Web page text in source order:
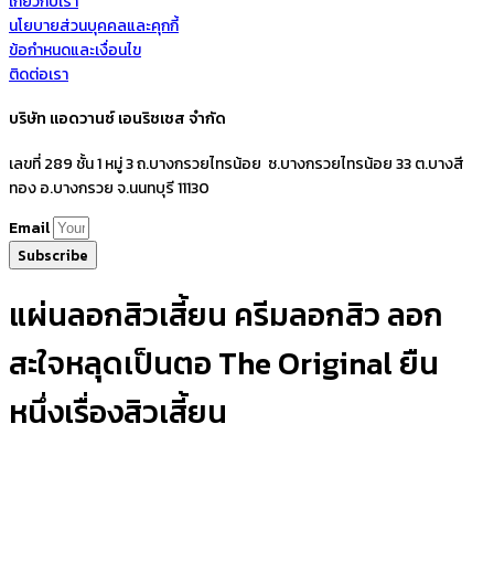
นโยบายส่วนบุคคลและคุกกี้
ข้อกำหนดและเงื่อนไข
ติดต่อเรา
บริษัท แอดวานซ์ เอนริชเชส จำกัด
เลขที่ 289 ชั้น 1 หมู่ 3 ถ.บางกรวยไทรน้อย ซ.บางกรวยไทรน้อย 33 ต.บางสี
ทอง อ.บางกรวย จ.นนทบุรี 11130
Email
Subscribe
แผ่นลอกสิวเสี้ยน ครีมลอกสิว ลอก
สะใจหลุดเป็นตอ The Original ยืน
หนึ่งเรื่องสิวเสี้ยน